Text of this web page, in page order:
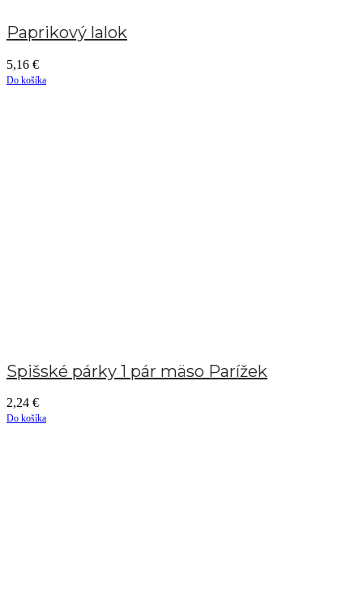
Paprikový lalok
5,16 €
Do košíka
Spišské párky 1 pár mäso Parížek
2,24 €
Do košíka